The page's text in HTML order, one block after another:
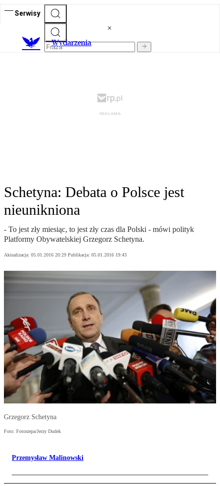
Serwisy
Wydarzenia
Schetyna: Debata o Polsce jest
nieunikniona
- To jest zły miesiąc, to jest zły czas dla Polski - mówi polityk
Platformy Obywatelskiej Grzegorz Schetyna.
Aktualizacja: 05.01.2016 20:29 Publikacja: 05.01.2016 19:43
Grzegorz Schetyna
Foto: Fotorzepa/Jerzy Dudek
Przemysław Malinowski